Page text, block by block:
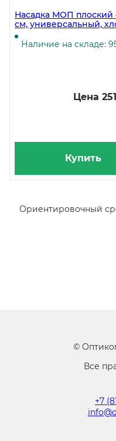
Насадка МОП плоский
см, универсальный,
Наличие на складе:
Цена
Купить
Ориентировочный
©
Все
+7